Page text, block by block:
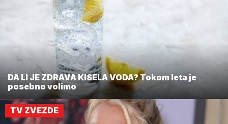
DA LI JE ZDRAVA KISELA VODA? Tokom leta je
posebno volimo
TV ZVEZDE